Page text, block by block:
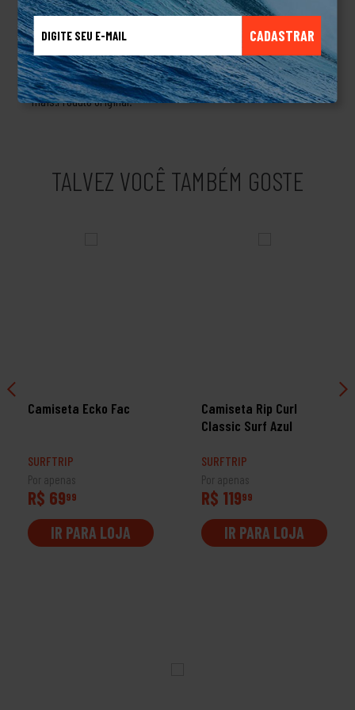
CADASTRAR
tempo foram adquirindo técnicas e aperfeiçoando suas
criações, passando a produzir roupas para esquiadores, para
quem pratica Windsurf, snowboard e navegadores, ampliando
seu mercado. Eles não pararam por aí, criaram linhas de
produtos masculinos, femininos, linha de acessório e muito
mais.Produto Original.
TALVEZ VOCÊ TAMBÉM GOSTE
Camiseta Ecko Fac
SURFTRIP
Por apenas
R$ 6999
IR PARA LOJA
Camiseta Rip Curl
Classic Surf Azul
SURFTRIP
Por apenas
R$ 11999
IR PARA LOJA